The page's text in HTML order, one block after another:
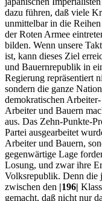
dazu führen, daß viele
unmittelbar in die
der Roten Armee
bilden. Wenn unsere
ist, kann dieses Ziel
und Bauernrepublik in
Regierung repräsentiert
sondern die ganze
demokratischen
Arbeiter und Bauern
aus. Das Zehn-Punkte-
Partei ausgearbeitet
Arbeiter und Bauern,
gegenwärtige Lage
Losung, und zwar ihre
Volksrepublik. Denn die
zwischen den |196|
gemacht, daß nicht nur